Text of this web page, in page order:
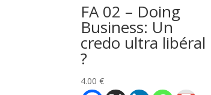
FA 02 – Doing
Business: Un
credo ultra libéral
?
4.00€